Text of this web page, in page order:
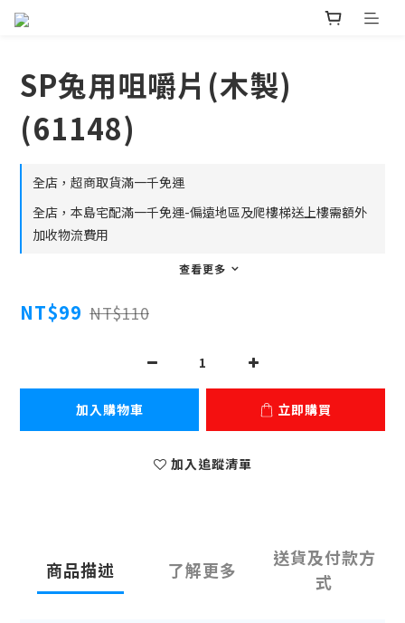
SP兔用咀嚼片(木製)
(61148)
全店，超商取貨滿一千免運
全店，本島宅配滿一千免運-偏遠地區及爬樓梯送上樓需額外
加收物流費用
查看更多
NT$99 NT$110
加入購物車 立即購買
加入追蹤清單
商品描述 了解更多
送貨及付款方
式